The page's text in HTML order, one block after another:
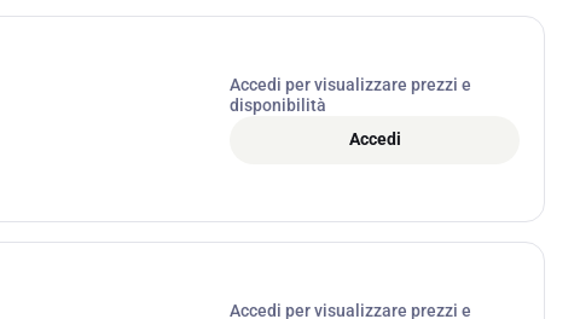
Accedi per visualizzare prezzi e
disponibilità
Accedi
Accedi per visualizzare prezzi e